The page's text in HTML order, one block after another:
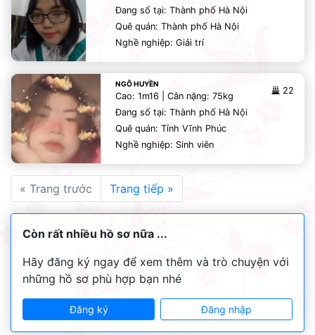
Đang số tại: Thành phố Hà Nội
Quê quán: Thành phố Hà Nội
Nghề nghiệp: Giải trí
NGÔ HUYỀN
22
Cao: 1m16 | Cân nặng: 75kg
Đang số tại: Thành phố Hà Nội
Quê quán: Tỉnh Vĩnh Phúc
Nghề nghiệp: Sinh viên
« Trang trước Trang tiếp »
Còn rất nhiều hồ sơ nữa ...
Hãy đăng ký ngay để xem thêm và trò chuyện với
những hồ sơ phù hợp bạn nhé
Đăng ký Đăng nhập